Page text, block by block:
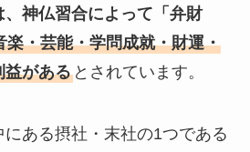
、神仏習合によって「弁財
楽・芸能・学問成就・財運・
益があるとされています。
にある摂社・末社の1つである